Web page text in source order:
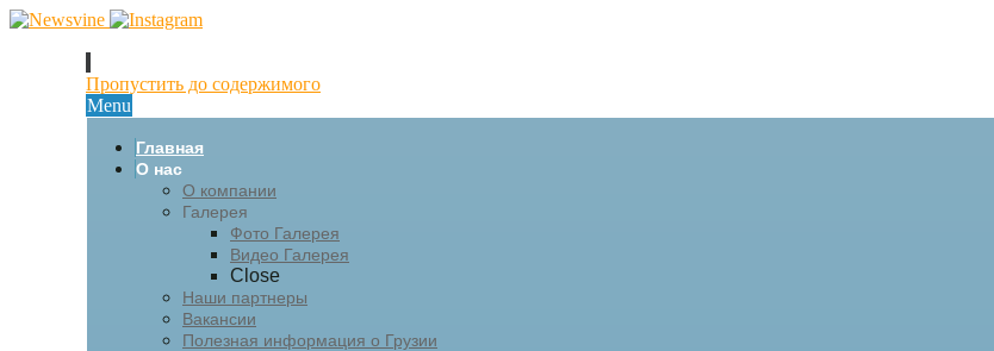
Пропустить до содержимого
Menu
Главная
О нас
О компании
Галерея
Фото Галерея
Видео Галерея
Close
Наши партнеры
Вакансии
Полезная информация о Грузии